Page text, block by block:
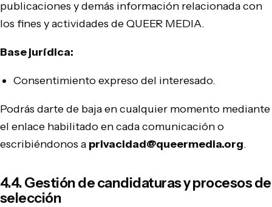
publicaciones y demás información relacionada con
los fines y actividades de QUEER MEDIA.
Base jurídica:
Consentimiento expreso del interesado.
Podrás darte de baja en cualquier momento mediante
el enlace habilitado en cada comunicación o
escribiéndonos a privacidad@queermedia.org.
4.4. Gestión de candidaturas y procesos de
selección